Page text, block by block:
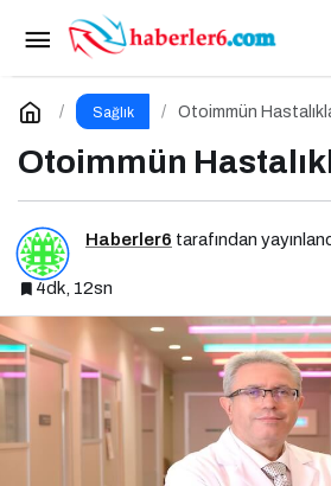
Sağlık Otoimmün
Otoimmün
Haberler6 tarafından
4dk, 12sn
Bağırsaklar: Zihinsel ve
Gizli Yöneticisi!
Yorum Yap